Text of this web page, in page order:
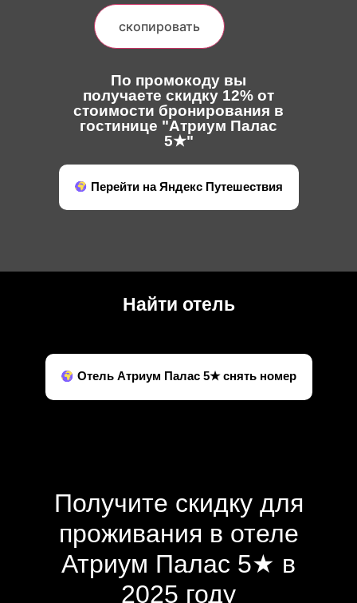
скопировать
По промокоду вы
получаете скидку 12% от
стоимости бронирования в
гостинице "Атриум Палас
5★"
Перейти на Яндекс Путешествия
Найти отель
Отель Атриум Палас 5★ снять номер
Получите скидку для
проживания в отеле
Атриум Палас 5★ в
2025 году